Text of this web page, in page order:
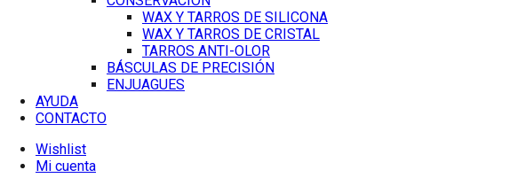
WAX Y TARROS DE SILICONA
WAX Y TARROS DE CRISTAL
TARROS ANTI-OLOR
BÁSCULAS DE PRECISIÓN
ENJUAGUES
AYUDA
CONTACTO
Wishlist
Mi cuenta